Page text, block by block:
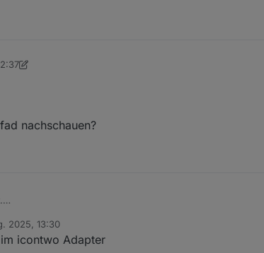
nachschauen?
Bilderpfad nachschauen?
2025, 13:30
icontwo Adapter